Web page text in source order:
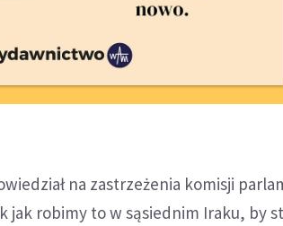
na zastrzeżenia komisji
jak robimy to w sąsiednim Iraku, by